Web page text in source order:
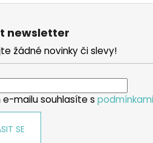
newsletter
žádné novinky či slevy!
e-mailu souhlasíte s
SE